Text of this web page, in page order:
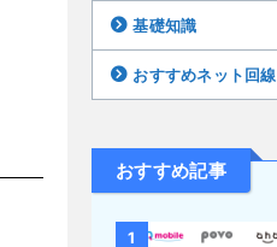
基礎知識
おすすめネット回線
おすすめ記事
1